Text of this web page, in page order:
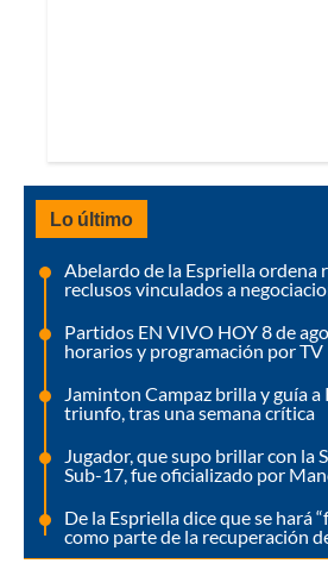
Lo último
Abelardo de la Espriella ordena
reclusos vinculados a
Partidos EN VIVO HOY 8 de
horarios y programación por TV
Jaminton Campaz brilla y guía
triunfo, tras una semana crítica
Jugador, que supo brillar con la
Sub-17, fue oficializado por
De la Espriella dice que se hará
como parte de la recuperación